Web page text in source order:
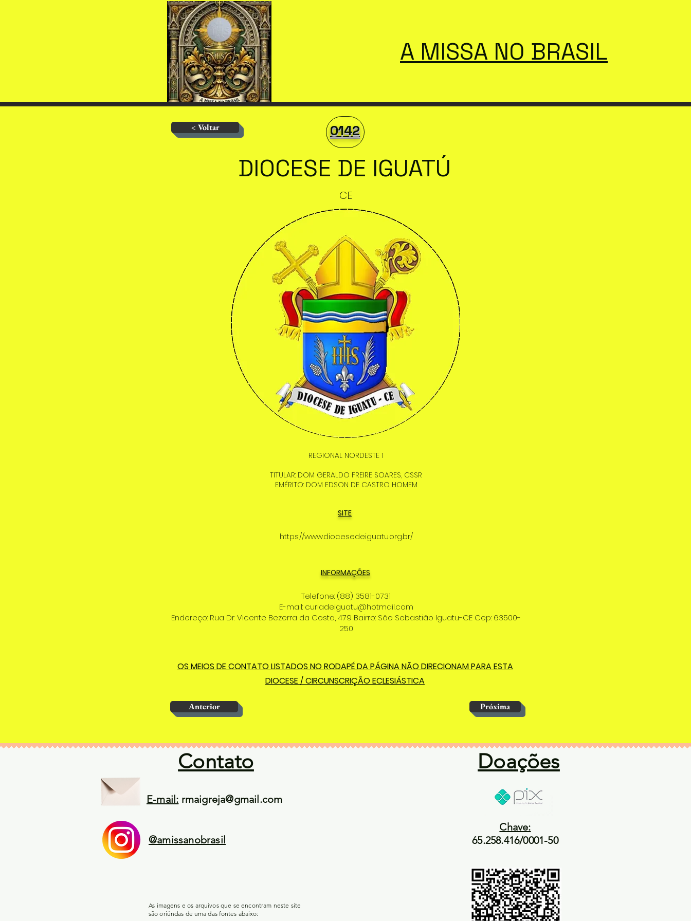
A MISSA NO BRASIL
< Voltar 0142
DIOCESE DE IGUATÚ
CE
REGIONAL NORDESTE 1
TITULAR: DOM GERALDO FREIRE SOARES, CSSR
EMÉRITO: DOM EDSON DE CASTRO HOMEM
SITE
https://www.diocesedeiguatu.org.br/
INFORMAÇÕES
Telefone: (88) 3581-0731
E-mail: curiadeiguatu@hotmail.com
Endereço: Rua Dr. Vicente Bezerra da Costa, 479 Bairro: São Sebastião Iguatu-CE Cep: 63500-
250
OS MEIOS DE CONTATO LISTADOS NO RODAPÉ DA PÁGINA NÃO DIRECIONAM PARA ESTA
DIOCESE / CIRCUNSCRIÇÃO ECLESIÁSTICA
Anterior Próxima
Contato
E-mail: rmaigreja@gmail.com
@amissanobrasil
As imagens e os arquivos que se encontram neste site
são oriúndas de uma das fontes abaixo:
Doações
Chave:
65.258.416/0001-50